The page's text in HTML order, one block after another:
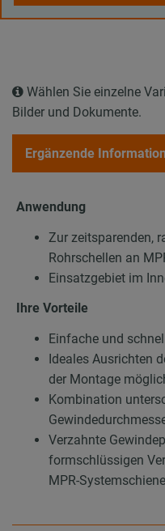
Wählen Sie einzelne
Bilder und Dokumente.
Ergänzende
Anwendung
Zur zeitsparenden,
Rohrschellen an
Einsatzgebiet im
Ihre Vorteile
Einfache und
Ideales Ausrichten
der Montage
Kombination
Verzahnte
formschlüssigen
MPR-